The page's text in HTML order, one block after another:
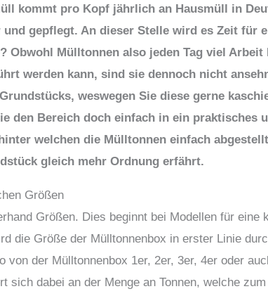
kommt pro Kopf jährlich an Hausmüll in
gepflegt. An dieser Stelle wird es Zeit für
Obwohl Mülltonnen also jeden Tag viel
werden kann, sind sie dennoch nicht
weswegen Sie diese gerne
den Bereich doch einfach in ein praktisches
welchen die Mülltonnen einfach
gleich mehr Ordnung erfährt.
Größen
Größen. Dies beginnt bei Modellen für eine
die Größe der Mülltonnenbox in erster Linie
von der Mülltonnenbox 1er, 2er, 3er, 4er oder
sich dabei an der Menge an Tonnen, welche